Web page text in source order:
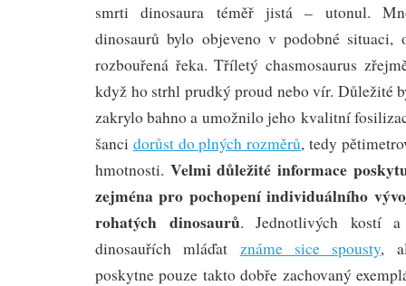
smrti dinosaura téměř jistá – utonul.
dinosaurů bylo objeveno v podobné situaci,
rozbouřená řeka. Tříletý chasmosaurus
když ho strhl prudký proud nebo vír. Důležité
zakrylo bahno a umožnilo jeho kvalitní
šanci dorůst do plných rozměrů, tedy
hmotnosti. Velmi důležité informace
zejména pro pochopení individuálního
rohatých dinosaurů. Jednotlivých kostí
dinosauřích mláďat známe sice spousty,
poskytne pouze takto dobře zachovaný